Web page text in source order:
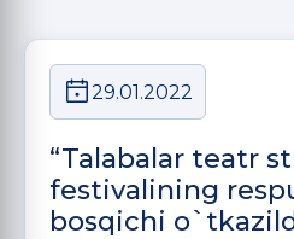
29.01.2022
“Talabalar teatr
festivalining
bosqichi